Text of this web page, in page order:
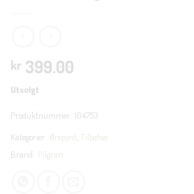
kr 399.00
Utsolgt
Produktnummer: 104753
Kategorier: Ørepynt Tilbehør
Brand: Pilgrim